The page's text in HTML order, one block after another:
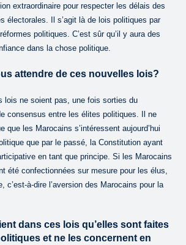
extraordinaire pour respecter les délais des
électorales. Il s’agit là de lois politiques par
politiques. C’est sûr qu’il y aura des
dans la chose politique.
attendre de ces nouvelles lois?
lois ne soient pas, une fois sorties du
consensus entre les élites politiques. Il ne
que les Marocains s’intéressent aujourd’hui
que par le passé, la Constitution ayant
en tant que principe. Si les Marocains
été confectionnées sur mesure pour les élus,
c’est-à-dire l’aversion des Marocains pour la
dans ces lois qu’elles sont faites
et ne les concernent en